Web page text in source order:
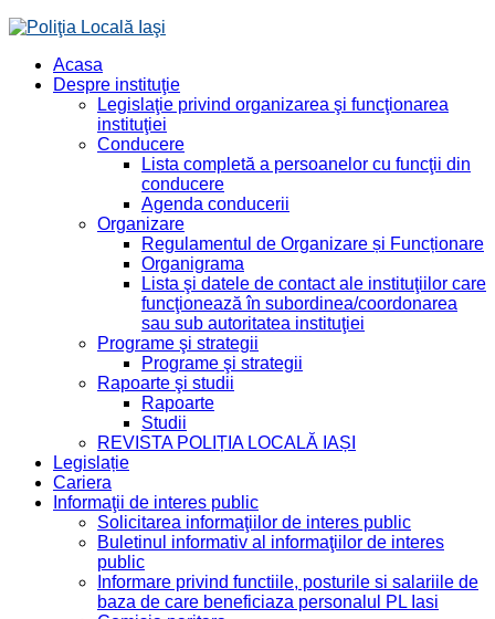
Acasa
Despre instituţie
Legislaţie privind organizarea şi funcţionarea
instituţiei
Conducere
Lista completă a persoanelor cu funcţii din
conducere
Agenda conducerii
Organizare
Regulamentul de Organizare și Funcționare
Organigrama
Lista şi datele de contact ale instituţiilor care
funcţionează în subordinea/coordonarea
sau sub autoritatea instituţiei
Programe şi strategii
Programe şi strategii
Rapoarte şi studii
Rapoarte
Studii
REVISTA POLIȚIA LOCALĂ IAȘI
Legislație
Cariera
Informaţii de interes public
Solicitarea informaţiilor de interes public
Buletinul informativ al informaţiilor de interes
public
Informare privind functiile, posturile si salariile de
baza de care beneficiaza personalul PL Iasi